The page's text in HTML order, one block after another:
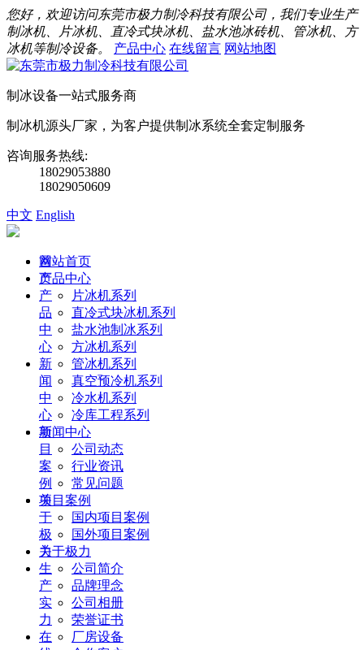
您好，欢迎访问东莞市极力制冷科技有限公司，我们专业生产
制冰机、片冰机、直冷式块冰机、盐水池冰砖机、管冰机、方
冰机等制冷设备。
产品中心 在线留言 网站地图
制冰设备一站式服务商
制冰机源头厂家，为客户提供制冰系统全套定制服务
咨询服务热线:
18029053880
18029050609
中文 English
首
页
产
品
中
心
新
闻
中
心
项
目
案
例
关
于
极
力
生
产
实
力
在
网站首页
产品中心
片冰机系列
直冷式块冰机系列
盐水池制冰系列
方冰机系列
管冰机系列
真空预冷机系列
冷水机系列
冷库工程系列
新闻中心
公司动态
行业资讯
常见问题
项目案例
国内项目案例
国外项目案例
关于极力
公司简介
品牌理念
公司相册
荣誉证书
厂房设备